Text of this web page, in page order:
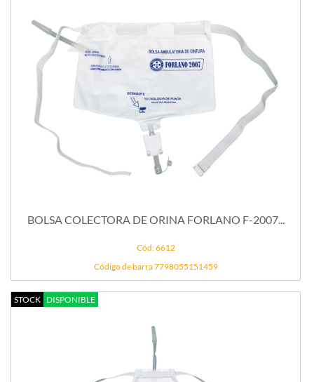
BOLSA COLECTORA DE ORINA FORLANO F-2007...
Cód: 6612
Código de barra 7798055151459
STOCK DISPONIBLE